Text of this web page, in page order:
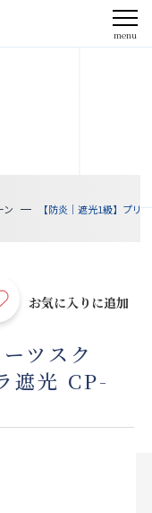
menu
ン 【防炎｜遮光1級】プリ
お気に入りに追加
ツスク
遮光 CP-